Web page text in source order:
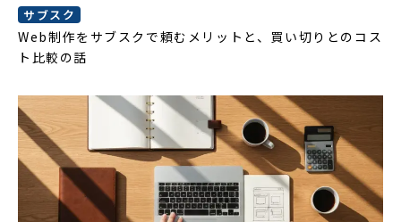
サブスク
Web制作をサブスクで頼むメリットと、買い切りとのコス
ト比較の話